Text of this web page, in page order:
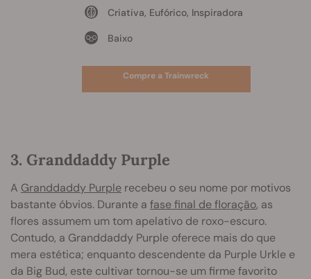
Criativa, Eufórico, Inspiradora
Baixo
Compre a Trainwreck
3. Granddaddy Purple
A Granddaddy Purple recebeu o seu nome por motivos
bastante óbvios. Durante a fase final de floração, as
flores assumem um tom apelativo de roxo-escuro.
Contudo, a Granddaddy Purple oferece mais do que
mera estética; enquanto descendente da Purple Urkle e
da Big Bud, este cultivar tornou-se um firme favorito